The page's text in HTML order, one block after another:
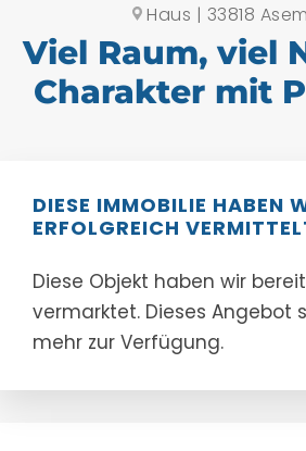
Viel Raum, viel
Charakter mit
Haus | 33818
DIESE IMMOBILIE HABEN
ERFOLGREICH
Diese Objekt haben wir
vermarktet. Dieses Angebot
mehr zur Verfügung.